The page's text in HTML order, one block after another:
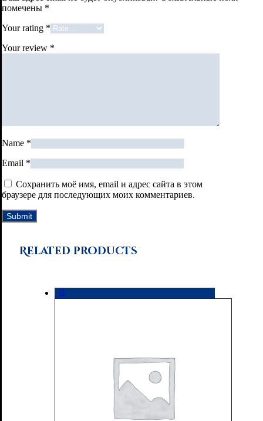
помечены *
Your rating *
Your review *
Name *
Email *
Сохранить моё имя, email и адрес сайта в этом
браузере для последующих моих комментариев.
Related products